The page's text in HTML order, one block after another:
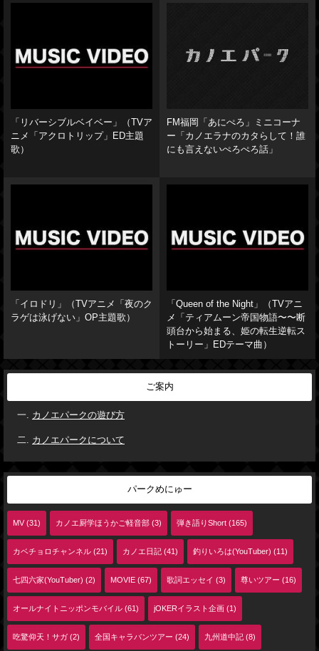
「リバーシブルベイベー」（TVア
ニメ「アクロトリップ」ED主題
歌）
FM福岡「あにぺろ」ミニコーナ
ー「カノエラナのカタらして！誰
にも言えないぺろぺろ話」
「イロドリ」（TVアニメ「夜のク
ラゲは泳げない」OP主題歌）
「Queen of the Night」（TVアニ
メ「ティアムーン帝国物語〜〜断
頭台から始まる、姫の転生逆転ス
トーリー」EDテーマ曲）
ご案内
カノエパークの遊び方
カノエパークについて
パークめにゅー
MV (31) カノエ厨学ほうかご軽音部 (3) 弾き語りShort (165)
カベチョロチャンネル (21) カノエ日記 (41) 釣りいろは(YouTuber) (11)
七四六家(YouTuber) (2) MOVIE (67) 歌詞エッセイ (3) 尊いツアー (16)
オールナイトニッポンモバイル (61) jOKERイラスト企画 (1)
吃驚仰天！サガ (2) 全国キャラバンツアー (24) 九州道中記 (8)